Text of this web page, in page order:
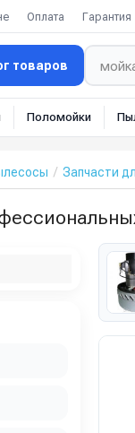
Оплата Гарантия
товаров
Поломойки
Запчасти